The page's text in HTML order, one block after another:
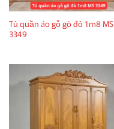
Tủ quần áo gỗ gõ đỏ 1m8 MS
3349